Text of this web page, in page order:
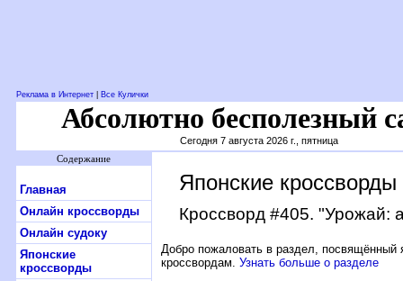
Реклама в Интернет Все Кулички
Абсолютно бесполезный
Сегодня 7 августа 2026 г., пятница
Содержание
Главная
Онлайн кроссворды
Онлайн судоку
Японские
кроссворды
Японские
Кроссворд #405. "Урожай:
Добро пожаловать в раздел, посвящённый
кроссвордам. Узнать больше о разделе